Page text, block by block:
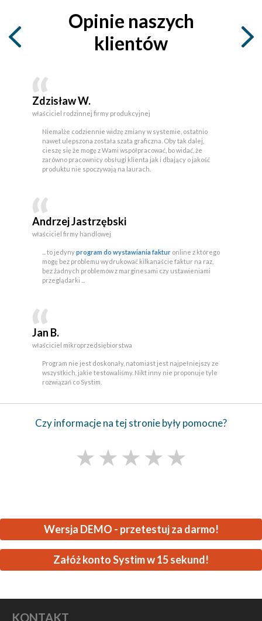
Opinie naszych
klientów
Zdzisław W.
właściciel rodzinnej firmy produkcyjnej
Niemalże codziennie widzę zmiany w systemie, ostatnio
nawet ulepszona została szata graficzna. Oby tak dalej,
cieszę się że mogę z Wami współpracować, bo widać, że
zarówno pracownicy obsługi klienta jak i dbający o jakość
produktu nie spoczywają na laurach.
Andrzej Jastrzębski
właściciel firmy handlowej
... to jedynyprogram do wystawiania fakturonline z którego
mogę bez problemu wydrukować kilkanaście faktur na raz,
bez żadnych problemów z marginesami czy ustawieniami
przeglądarki ...
Jan B.
właściciel mikroprzedsiębiorstwa
Program nie jest doskonały, natomiast jest najpełniejszy ze
wszystkich, jakie testowaliśmy. Nikt inny nie proponuje tyle
rozwiązań co Systim.
Czy informacje na tej stronie były pomocne?
★★★★★
Wersja DEMO - przetestuj za darmo!
Załóż konto Systim w 15 sekund!
KONTAKT